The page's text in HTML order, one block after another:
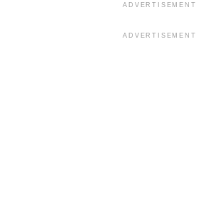
ADVERTISEMENT
ADVERTISEMENT